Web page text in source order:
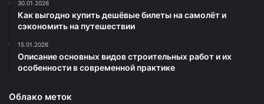
30.01.2026
Как выгодно купить дешёвые билеты на самолёт и
сэкономить на путешествии
15.01.2026
Описание основных видов строительных работ и их
особенности в современной практике
Облако меток